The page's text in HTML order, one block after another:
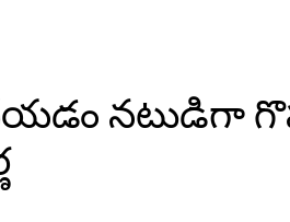
నటుడిగా